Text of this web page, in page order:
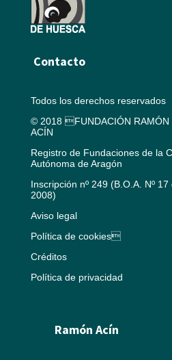
Contacto
Todos los derechos reservados
© 2018 FUNDACIÓN RAMÓN
ACÍN
Registro de Fundaciones de la
Autónoma de Aragón
Inscripción nº 249 (B.O.A. Nº 17
2008)
Aviso legal
Política de cookies
Créditos
Política de privacidad
Ramón Acín